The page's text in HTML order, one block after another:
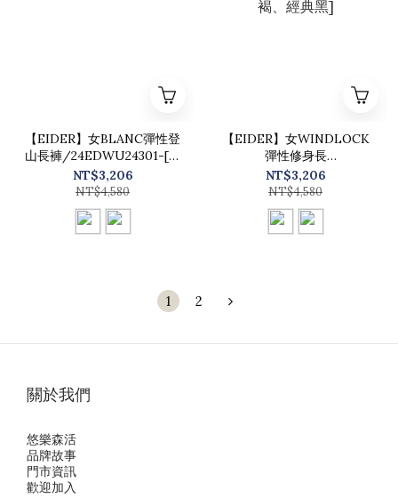
【EIDER】女BLANC彈性登
山長褲/24EDWU24301-[淺
卡其、經典黑]
NT$3,206
NT$4,580
【EIDER】女WINDLOCK
彈性修身長
褲/24EDWU24311-[淺米
褐、經典黑]
NT$3,206
NT$4,580
1 2
關於我們
悠樂森活
品牌故事
門市資訊
歡迎加入